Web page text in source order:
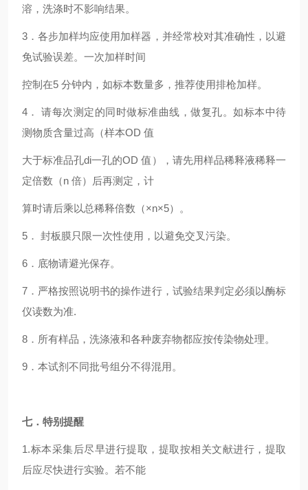
溶，洗涤时不影响结果。
3．各步加样均应使用加样器，并经常校对其准确性，以避
免试验误差。一次加样时间
控制在5 分钟内，如标本数量多，推荐使用排枪加样。
4． 请每次测定的同时做标准曲线，做复孔。如标本中待
测物质含量过高（样本OD 值
大于标准品孔di一孔的OD 值），请先用样品稀释液稀释一
定倍数（n 倍）后再测定，计
算时请后乘以总稀释倍数（×n×5）。
5． 封板膜只限一次性使用，以避免交叉污染。
6．底物请避光保存。
7．严格按照说明书的操作进行，试验结果判定必须以酶标
仪读数为准.
8．所有样品，洗涤液和各种废弃物都应按传染物处理。
9．本试剂不同批号组分不得混用。
七．特别提醒
1.标本采集后尽早进行提取，提取按相关文献进行，提取
后应尽快进行实验。若不能